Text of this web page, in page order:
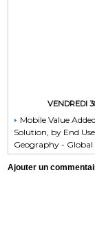
VENDREDI
Mobile Value
Solution, by End
Geography - Global
2020 - Reportlinker
Ajouter un